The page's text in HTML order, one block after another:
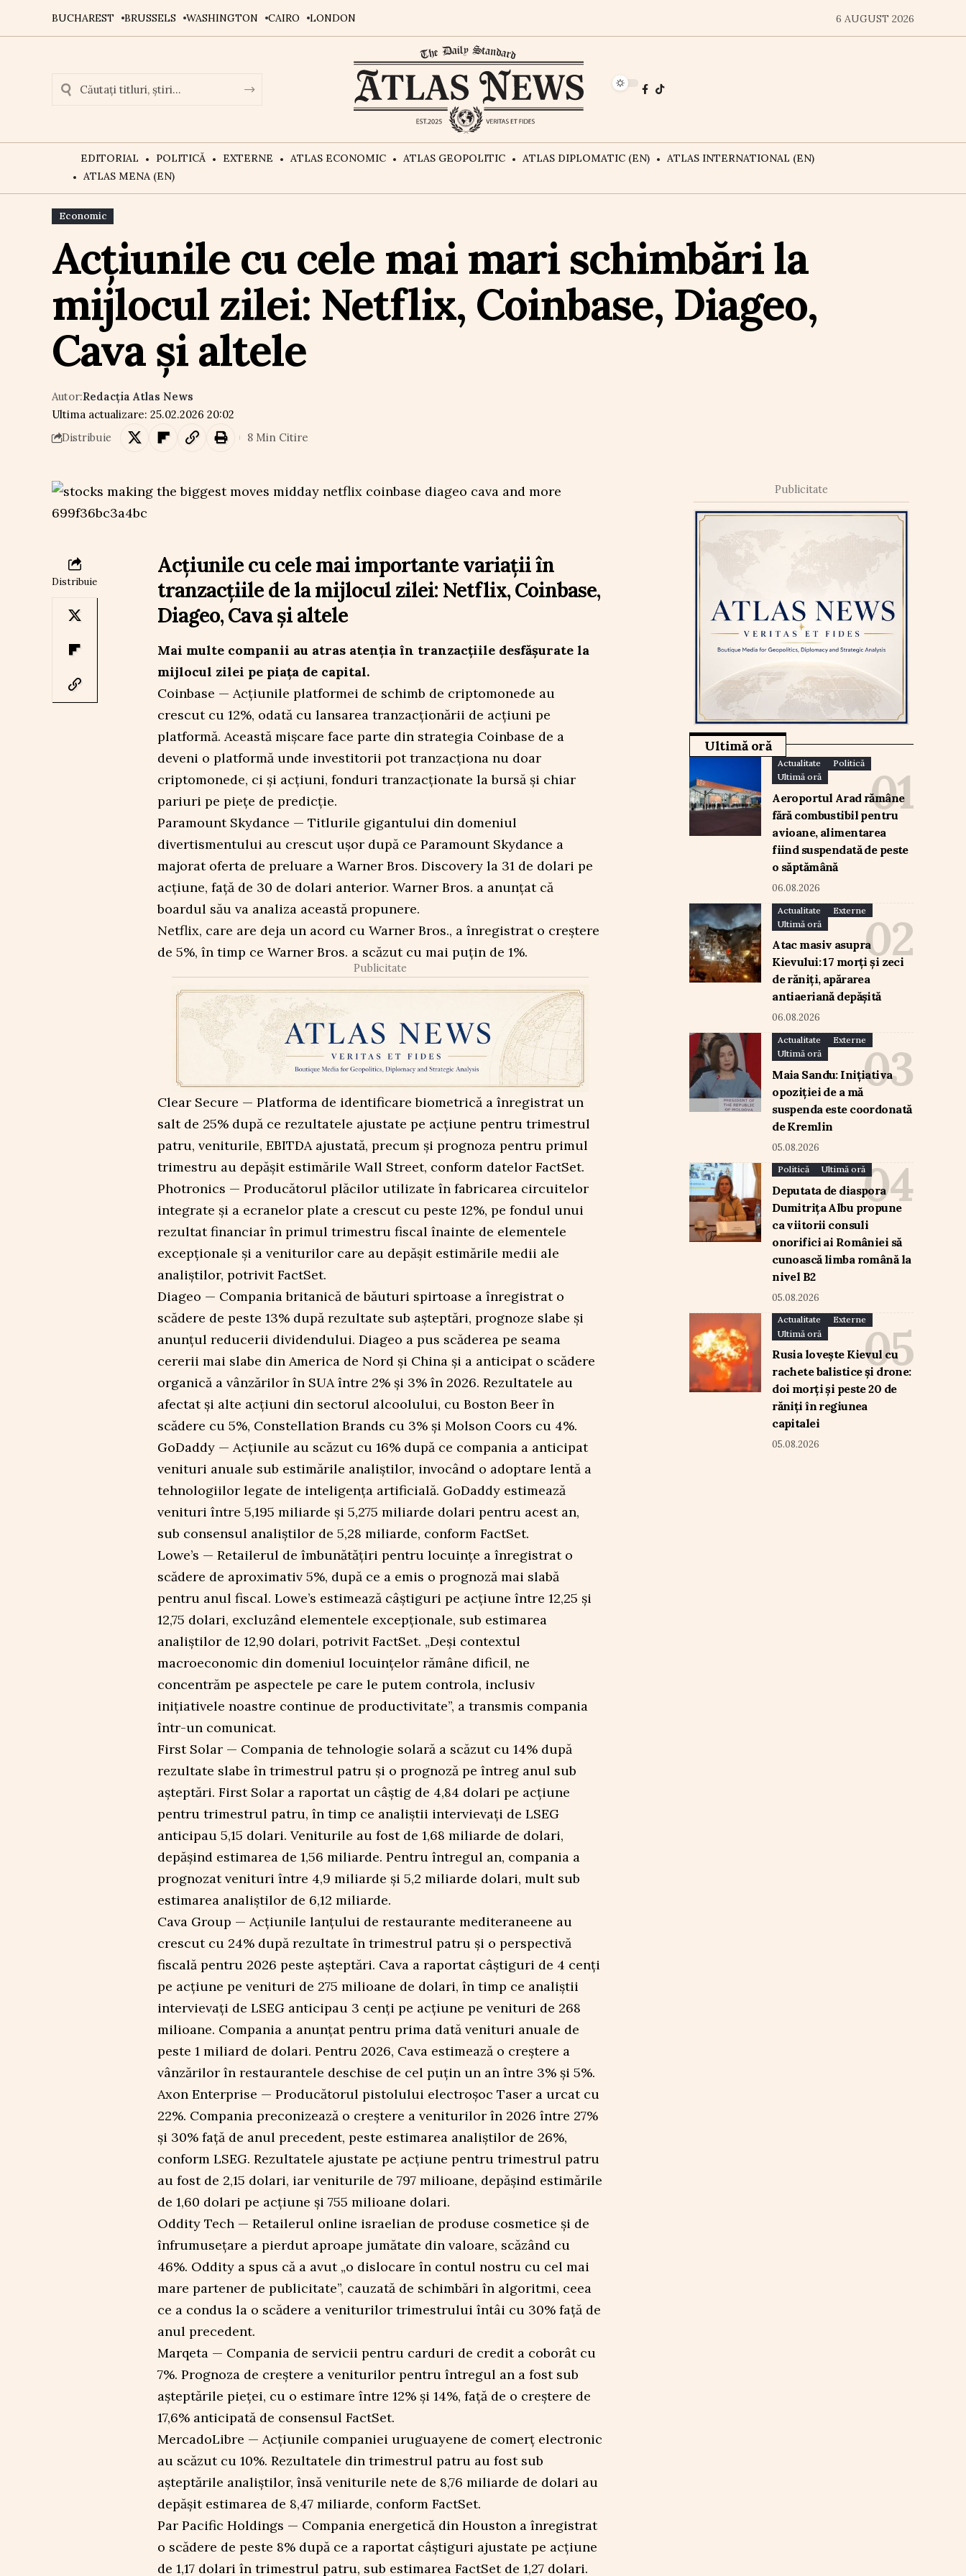
BUCHAREST BRUSSELS WASHINGTON CAIRO LONDON 6 AUGUST 2026
EDITORIAL POLITICĂ EXTERNE ATLAS ECONOMIC ATLAS GEOPOLITIC ATLAS DIPLOMATIC (EN)
ATLAS INTERNATIONAL (EN)
ATLAS MENA (EN)
Economic
Acțiunile cu cele mai mari schimbări la
mijlocul zilei: Netflix, Coinbase, Diageo,
Cava și altele
Ultima actualizare: 25.02.2026 20:02
Autor:Redacția Atlas News
Distribuie 8 Min Citire
Distribuie
Acțiunile cu cele mai importante variații în
tranzacțiile de la mijlocul zilei: Netflix, Coinbase,
Diageo, Cava și altele
Mai multe companii au atras atenția în tranzacțiile desfășurate la
mijlocul zilei pe piața de capital.
Coinbase — Acțiunile platformei de schimb de criptomonede au
crescut cu 12%, odată cu lansarea tranzacționării de acțiuni pe
platformă. Această mișcare face parte din strategia Coinbase de a
deveni o platformă unde investitorii pot tranzacționa nu doar
criptomonede, ci și acțiuni, fonduri tranzacționate la bursă și chiar
pariuri pe piețe de predicție.
Paramount Skydance — Titlurile gigantului din domeniul
divertismentului au crescut ușor după ce Paramount Skydance a
majorat oferta de preluare a Warner Bros. Discovery la 31 de dolari pe
acțiune, față de 30 de dolari anterior. Warner Bros. a anunțat că
boardul său va analiza această propunere.
Netflix, care are deja un acord cu Warner Bros., a înregistrat o creștere
de 5%, în timp ce Warner Bros. a scăzut cu mai puțin de 1%.
Publicitate
Clear Secure — Platforma de identificare biometrică a înregistrat un
salt de 25% după ce rezultatele ajustate pe acțiune pentru trimestrul
patru, veniturile, EBITDA ajustată, precum și prognoza pentru primul
trimestru au depășit estimările Wall Street, conform datelor FactSet.
Photronics — Producătorul plăcilor utilizate în fabricarea circuitelor
integrate și a ecranelor plate a crescut cu peste 12%, pe fondul unui
rezultat financiar în primul trimestru fiscal înainte de elementele
excepționale și a veniturilor care au depășit estimările medii ale
analiștilor, potrivit FactSet.
Diageo — Compania britanică de băuturi spirtoase a înregistrat o
scădere de peste 13% după rezultate sub așteptări, prognoze slabe și
anunțul reducerii dividendului. Diageo a pus scăderea pe seama
cererii mai slabe din America de Nord și China și a anticipat o scădere
organică a vânzărilor în SUA între 2% și 3% în 2026. Rezultatele au
afectat și alte acțiuni din sectorul alcoolului, cu Boston Beer în
scădere cu 5%, Constellation Brands cu 3% și Molson Coors cu 4%.
GoDaddy — Acțiunile au scăzut cu 16% după ce compania a anticipat
venituri anuale sub estimările analiștilor, invocând o adoptare lentă a
tehnologiilor legate de inteligența artificială. GoDaddy estimează
venituri între 5,195 miliarde și 5,275 miliarde dolari pentru acest an,
sub consensul analiștilor de 5,28 miliarde, conform FactSet.
Lowe’s — Retailerul de îmbunătățiri pentru locuințe a înregistrat o
scădere de aproximativ 5%, după ce a emis o prognoză mai slabă
pentru anul fiscal. Lowe’s estimează câștiguri pe acțiune între 12,25 și
12,75 dolari, excluzând elementele excepționale, sub estimarea
analiștilor de 12,90 dolari, potrivit FactSet. „Deși contextul
macroeconomic din domeniul locuințelor rămâne dificil, ne
concentrăm pe aspectele pe care le putem controla, inclusiv
inițiativele noastre continue de productivitate”, a transmis compania
într-un comunicat.
First Solar — Compania de tehnologie solară a scăzut cu 14% după
rezultate slabe în trimestrul patru și o prognoză pe întreg anul sub
așteptări. First Solar a raportat un câștig de 4,84 dolari pe acțiune
pentru trimestrul patru, în timp ce analiștii intervievați de LSEG
anticipau 5,15 dolari. Veniturile au fost de 1,68 miliarde de dolari,
depășind estimarea de 1,56 miliarde. Pentru întregul an, compania a
prognozat venituri între 4,9 miliarde și 5,2 miliarde dolari, mult sub
estimarea analiștilor de 6,12 miliarde.
Cava Group — Acțiunile lanțului de restaurante mediteraneene au
crescut cu 24% după rezultate în trimestrul patru și o perspectivă
fiscală pentru 2026 peste așteptări. Cava a raportat câștiguri de 4 cenți
pe acțiune pe venituri de 275 milioane de dolari, în timp ce analiștii
intervievați de LSEG anticipau 3 cenți pe acțiune pe venituri de 268
milioane. Compania a anunțat pentru prima dată venituri anuale de
peste 1 miliard de dolari. Pentru 2026, Cava estimează o creștere a
vânzărilor în restaurantele deschise de cel puțin un an între 3% și 5%.
Axon Enterprise — Producătorul pistolului electroșoc Taser a urcat cu
22%. Compania preconizează o creștere a veniturilor în 2026 între 27%
și 30% față de anul precedent, peste estimarea analiștilor de 26%,
conform LSEG. Rezultatele ajustate pe acțiune pentru trimestrul patru
au fost de 2,15 dolari, iar veniturile de 797 milioane, depășind estimările
de 1,60 dolari pe acțiune și 755 milioane dolari.
Oddity Tech — Retailerul online israelian de produse cosmetice și de
înfrumusețare a pierdut aproape jumătate din valoare, scăzând cu
46%. Oddity a spus că a avut „o dislocare în contul nostru cu cel mai
mare partener de publicitate”, cauzată de schimbări în algoritmi, ceea
ce a condus la o scădere a veniturilor trimestrului întâi cu 30% față de
anul precedent.
Marqeta — Compania de servicii pentru carduri de credit a coborât cu
7%. Prognoza de creștere a veniturilor pentru întregul an a fost sub
așteptările pieței, cu o estimare între 12% și 14%, față de o creștere de
17,6% anticipată de consensul FactSet.
MercadoLibre — Acțiunile companiei uruguayene de comerț electronic
au scăzut cu 10%. Rezultatele din trimestrul patru au fost sub
așteptările analiștilor, însă veniturile nete de 8,76 miliarde de dolari au
depășit estimarea de 8,47 miliarde, conform FactSet.
Par Pacific Holdings — Compania energetică din Houston a înregistrat
o scădere de peste 8% după ce a raportat câștiguri ajustate pe acțiune
de 1,17 dolari în trimestrul patru, sub estimarea FactSet de 1,27 dolari.
Publicitate
Ultimă oră
Actualitate
Politică
Ultimă oră
Aeroportul Arad rămâne
fără combustibil pentru
avioane, alimentarea
fiind suspendată de peste
o săptămână
06.08.2026
Actualitate
Externe
Ultimă oră
Atac masiv asupra
Kievului: 17 morți și zeci
de răniți, apărarea
antiaeriană depășită
06.08.2026
Actualitate
Externe
Ultimă oră
Maia Sandu: Inițiativa
opoziției de a mă
suspenda este coordonată
de Kremlin
05.08.2026
Politică Ultimă oră
Deputata de diaspora
Dumitrița Albu propune
ca viitorii consuli
onorifici ai României să
cunoască limba română la
nivel B2
05.08.2026
Actualitate
Externe
Ultimă oră
Rusia lovește Kievul cu
rachete balistice și drone:
doi morți și peste 20 de
răniți în regiunea
capitalei
05.08.2026